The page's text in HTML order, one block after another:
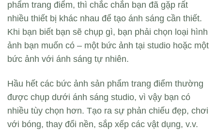
phẩm trang điểm, thì chắc chắn bạn đã gặp rất
nhiều thiết bị khác nhau để tạo ánh sáng cần thiết.
Khi bạn biết bạn sẽ chụp gì, bạn phải chọn loại hình
ảnh bạn muốn có – một bức ảnh tại studio hoặc một
bức ảnh với ánh sáng tự nhiên.
Hầu hết các bức ảnh sản phẩm trang điểm thường
được chụp dưới ánh sáng studio, vì vậy bạn có
nhiều tùy chọn hơn. Tạo ra sự phản chiếu đẹp, chơi
với bóng, thay đổi nền, sắp xếp các vật dụng, v.v.